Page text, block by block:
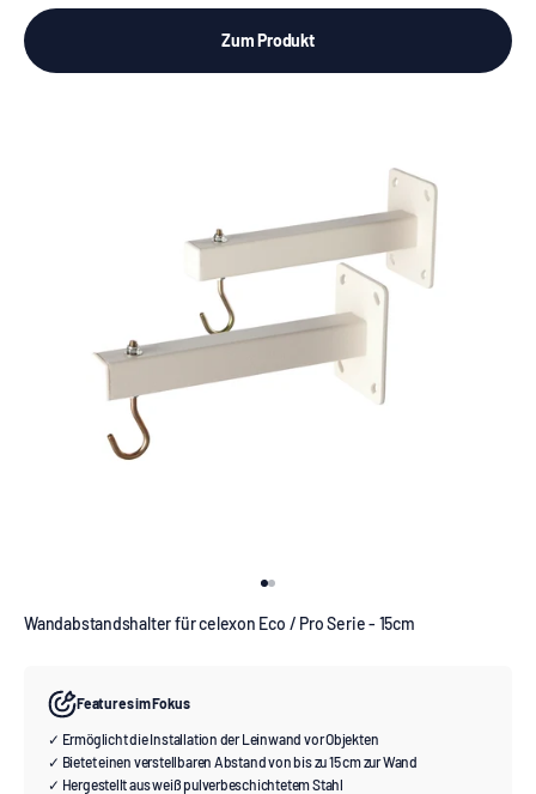
Zum Produkt
Wandabstandshalter für celexon Eco / Pro Serie - 15cm
Features im Fokus
✓ Ermöglicht die Installation der Leinwand vor Objekten
✓ Bietet einen verstellbaren Abstand von bis zu 15 cm zur Wand
✓ Hergestellt aus weiß pulverbeschichtetem Stahl